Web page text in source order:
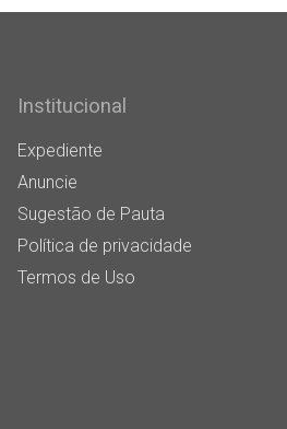
Institucional
Expediente
Anuncie
Sugestão de Pauta
Política de privacidade
Termos de Uso